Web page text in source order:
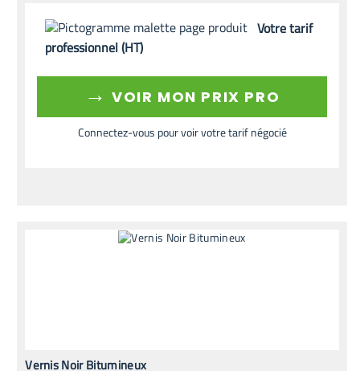
Votre tarif
professionnel (HT)
→ VOIR MON PRIX PRO
Connectez-vous pour voir votre tarif négocié
Vernis Noir Bitumineux